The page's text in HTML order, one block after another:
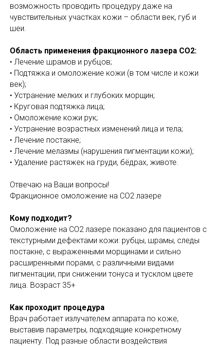
возможность проводить процедуру даже на
чувствительных участках кожи – области век, губ и
шеи.
Область применения фракционного лазера CO2:
• Лечение шрамов и рубцов;
• Подтяжка и омоложение кожи (в том числе и кожи
век);
• Устранение мелких и глубоких морщин;
• Круговая подтяжка лица;
• Омоложение кожи рук;
• Устранение возрастных изменений лица и тела;
• Лечение постакне;
• Лечение мелазмы (нарушения пигментации кожи);
• Удаление растяжек на груди, бёдрах, животе.
Отвечаю на Ваши вопросы!
Фракционное омоложение на СО2 лазере
Кому подходит?
Омоложение на СО2 лазере показано для пациентов с
текстурными дефектами кожи: рубцы, шрамы, следы
постакне, с выраженными морщинами и сильно
расширенными порами, с различными видами
пигментации, при снижении тонуса и тусклом цвете
лица. Возраст 35+
Как проходит процедура
Врач работает излучателем аппарата по коже,
выставив параметры, подходящие конкретному
пациенту. Под разные области воздействия